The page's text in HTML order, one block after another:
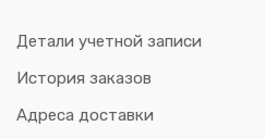
Детали учетной записи
История заказов
Адреса доставки